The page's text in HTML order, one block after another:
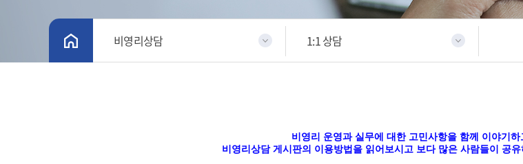
비영리상담 1:1 상담
비영리 운영과 실무에 대한 고민사항을 함께 이야기
비영리상담 게시판의 이용방법을 읽어보시고 보다 많은 사람들이 공